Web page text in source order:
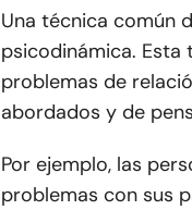
Una técnica común
psicodinámica. Esta
problemas de
abordados y de
Por ejemplo, las
problemas con sus